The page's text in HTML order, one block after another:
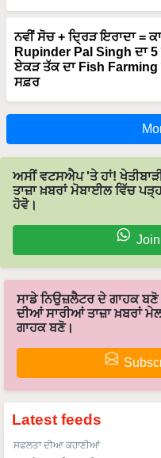
ਨਵੀਂ ਸੋਚ + ਦ੍ਰਿੜ ਇਰਾਦਾ =
Rupinder Pal Singh ਦਾ
ਏਕੜ ਤੱਕ ਦਾ Fish Farming
ਸਫ਼ਰ
ਅਸੀਂ ਵਟਸਐਪ 'ਤੇ ਹਾਂ!
ਤਾਜ਼ਾ ਖ਼ਬਰਾਂ ਮੋਬਾਈਲ ਵਿੱਚ
ਹੋਵੋ।
ਸਾਡੇ ਨਿਉਜ਼ਲੈਟਰ ਦੇ ਗਾਹਕ
ਦੀਆਂ ਸਾਰੀਆਂ ਤਾਜ਼ਾ ਖ਼ਬਰਾਂ
ਗਾਹਕ ਬਣੋ।
Latest feeds
ਸਫਲਤਾ ਦੀਆ ਕਹਾਣੀਆਂ